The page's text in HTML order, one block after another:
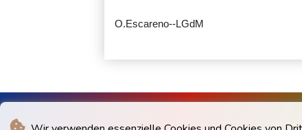
O.Escareno--LGdM